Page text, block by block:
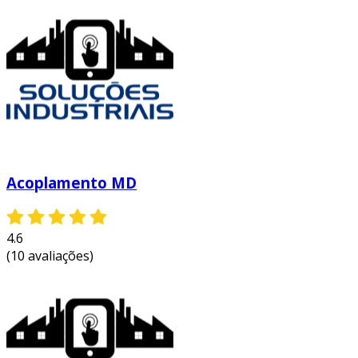
acoplamentos gr são bastante simplificadas, o
que pode reduzir custos operacionais a longo
prazo. outros benefícios incluem:
alta resistência:projetado para suportar
condições severas, isso proporciona
eficiência energética:
resultando em menor consumo de
redução de ruídos:
ambiente de trabalho mais silencioso e
confortável.
versatilidade no design:
Acoplamento MD
4.6
(10 avaliações)